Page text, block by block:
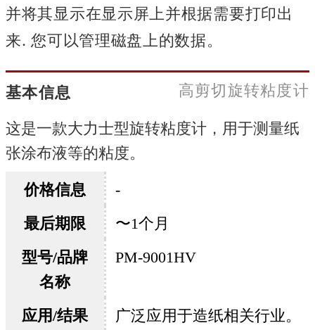
并将其显示在显示屏上并根据需要打印出
来. 您可以管理磁盘上的数据。
基本信息
高剪切旋转粘度计
这是一款大力士型旋转粘度计，用于测量纸
张涂布液等的粘度。
价格信息
-
最后期限
〜1个月
型号/品牌
名称
PM-9001HV
应用/结果
广泛应用于造纸相关行业。